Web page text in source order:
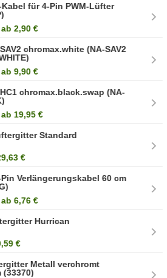
für 4-Pin PWM-Lüfter
ab 2,90 €
chromax.white (NA-SAV2
ab 9,90 €
chromax.black.swap (NA-
ab 19,95 €
Standard
€
Pin Verlängerungskabel 60 cm
ab 6,76 €
Hurrican
€
Metall verchromt
(33370)